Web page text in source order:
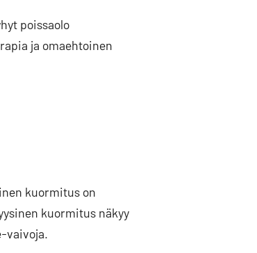
poissaolo
ja omaehtoinen
kuormitus on
kuormitus näkyy
vaivoja.